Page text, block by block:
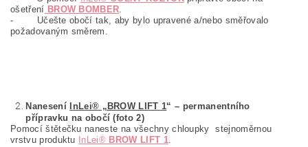
ošetření BROW BOMBER.
- Učešte obočí tak, aby bylo upravené a/nebo směřovalo
požadovaným směrem.
Nanesení InLei® „BROW LIFT 1“ – permanentního
přípravku na obočí (foto 2)
Pomocí štětečku naneste na všechny chloupky stejnoměrnou
vrstvu produktu
InLei® BROW LIFT 1.